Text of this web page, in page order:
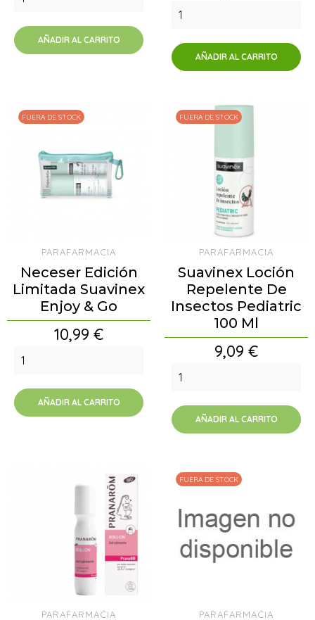
AÑADIR AL CARRITO
AÑADIR AL CARRITO
PARAFARMACIA
Neceser Edición
Limitada Suavinex
Enjoy & Go
Precio
10,99 €
AÑADIR AL CARRITO
FUERA DE STOCK
PARAFARMACIA
Suavinex Loción
Repelente De
Insectos Pediatric
100 Ml
Precio
9,09 €
AÑADIR AL CARRITO
FUERA DE STOCK
PARAFARMACIA PARAFARMACIA
FUERA DE STOCK